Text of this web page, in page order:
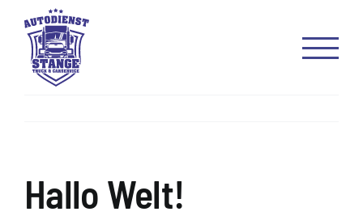
content
Hallo Welt!